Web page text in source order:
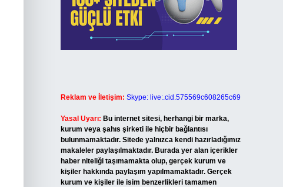
Reklam ve İletişim: Skype: live:.cid.575569c608265c69
Yasal Uyarı: Bu internet sitesi, herhangi bir marka,
kurum veya şahıs şirketi ile hiçbir bağlantısı
bulunmamaktadır. Sitede yalnızca kendi hazırladığımız
makaleler paylaşılmaktadır. Burada yer alan içerikler
haber niteliği taşımamakta olup, gerçek kurum ve
kişiler hakkında paylaşım yapılmamaktadır. Gerçek
kurum ve kişiler ile isim benzerlikleri tamamen